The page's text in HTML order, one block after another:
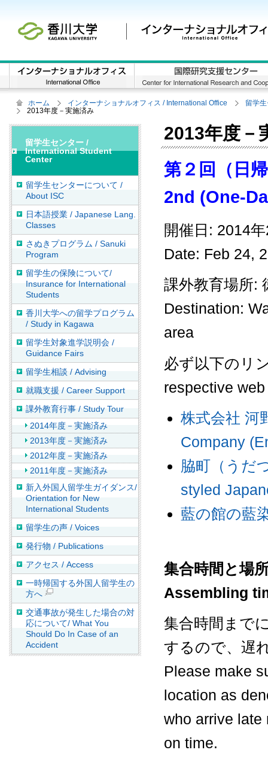
ホーム インターナショナルオフィス / International Office
留学
2013年度－実施済み
2013年度－
第２回（日
2nd (One-
開催日: 2014
Date: Feb 24,
課外教育場所:
Destination:
area
必ず以下のリ
respective
株式会社 河
Company
脇町（うだ
styled
藍の館の藍
集合時間と場
Assembling
集合時間まで
するので、遅
Please make
location as
who arrive late
on time.
留学生センター /
International Student
Center
留学生センターについて /
About ISC
日本語授業 / Japanese Lang.
Classes
さぬきプログラム / Sanuki
Program
留学生の保険について/
Insurance for International
Students
香川大学への留学プログラム
/ Study in Kagawa
留学生対象進学説明会 /
Guidance Fairs
留学生相談 / Advising
就職支援 / Career Support
課外教育行事 / Study Tour
2014年度－実施済み
2013年度－実施済み
2012年度－実施済み
2011年度－実施済み
新入外国人留学生ガイダンス/
Orientation for New
International Students
留学生の声 / Voices
発行物 / Publications
アクセス / Access
一時帰国する外国人留学生の
方へ
交通事故が発生した場合の対
応について/ What You
Should Do In Case of an
Accident